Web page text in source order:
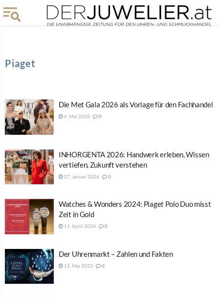
Piaget
Die Met Gala 2026 als Vorlage für den Fachhandel
6. Mai 2026 0
INHORGENTA 2026: Handwerk erleben, Wissen
vertiefen, Zukunft verstehen
27. Januar 2026 0
Watches & Wonders 2024: Piaget Polo Duo misst
Zeit in Gold
11. April 2024 0
Der Uhrenmarkt – Zahlen und Fakten
11. Mai 2023 0